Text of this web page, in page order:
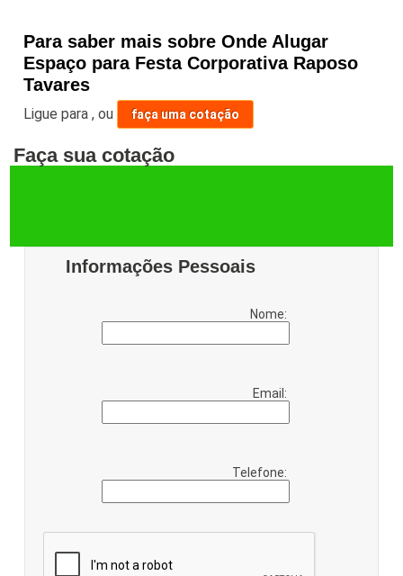
Para saber mais sobre Onde Alugar
Espaço para Festa Corporativa Raposo
Tavares
Ligue para,ou faça uma cotação
Faça sua cotação
Informações Pessoais
Nome:
Email:
Telefone: